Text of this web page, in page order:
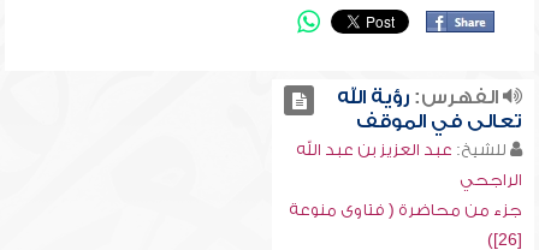
الفهرس:رؤية الله
تعالى في الموقف
للشيخ: عبد العزيز بن عبد الله
الراجحي
جزء من محاضرة ( فتاوى منوعة
[26])